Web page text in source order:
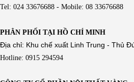
Tel: 024 33676688 - Mobile: 08 33676688
PHÂN PHỐI TẠI HỒ CHÍ MINH
Địa chỉ: Khu chế xuất Linh Trung - Thủ
Hotline: 0915 294594